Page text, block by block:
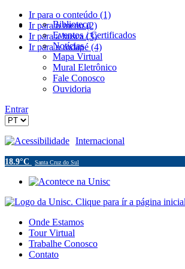
Ir para o conteúdo (1)
Ir para o menu (2)
Ir para a busca (3)
Ir para o rodapé (4)
Biblioteca
Eventos / Certificados
Notícias
Mapa Virtual
Mural Eletrônico
Fale Conosco
Ouvidoria
Entrar
Acessibilidade Internacional
18.9°C Santa Cruz do Sul
Onde Estamos
Tour Virtual
Trabalhe Conosco
Contato